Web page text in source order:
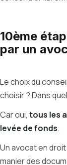
10ème
par un
Le choix du
choisir ? Dans
Car oui, tous les
levée de fonds.
Un avocat en
manier des